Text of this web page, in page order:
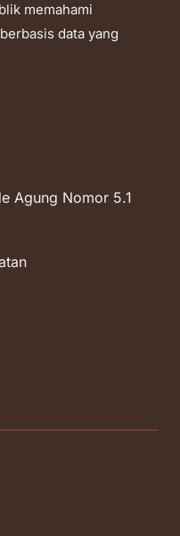
memahami
data yang
Agung Nomor 5.1